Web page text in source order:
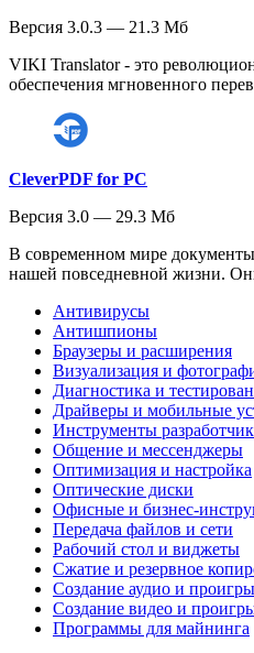
Версия 3.0.3 — 21.3 Мб
VIKI Translator - это
обеспечения мгновенного
CleverPDF for PC
Версия 3.0 — 29.3 Мб
В современном мире
нашей повседневной жизни.
Антивирусы
Антишпионы
Браузеры и расширения
Визуализация и
Диагностика и
Драйверы и мобильные
Инструменты
Общение и мессенджеры
Оптимизация и настройка
Оптические диски
Офисные и бизнес-
Передача файлов и сети
Рабочий стол и виджеты
Сжатие и резервное
Создание аудио и
Создание видео и
Программы для майнинга